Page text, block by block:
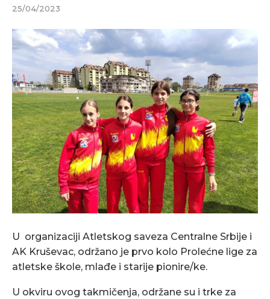
25/04/2023
U organizaciji Atletskog saveza Centralne Srbije i
AK Kruševac, održano je prvo kolo Prolećne lige za
atletske škole, mlađe i starije pionire/ke.
U okviru ovog takmičenja, održane su i trke za